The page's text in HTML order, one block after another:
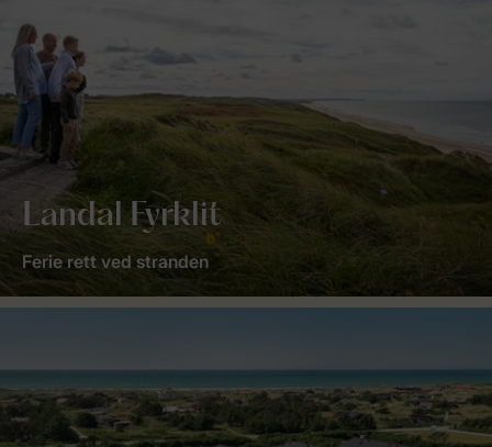
Landal Fyrklit
Ferie rett ved stranden